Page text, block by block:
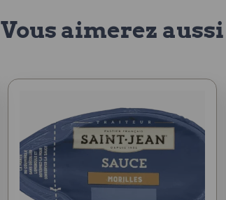
Vous aimerez aussi